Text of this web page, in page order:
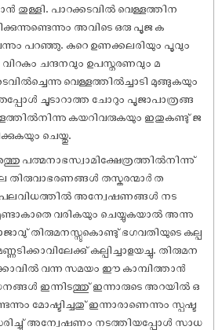
തുള്ളി. പാറക്കടവിൽ വെള്ളത്തിന
അവിടെ ഒരു പൂജ ക
പറഞ്ഞു. കുറെ ഉണക്കലരിയും പൂവും
ചന്ദനവും ഉപസ്തരണവും മ
വെള്ളത്തിൽച്ചാടി മുങ്ങുകയും
ചൂടാറാത്ത ചോറും പൂജാപാത്രങ്ങ
കയറിവരുകയും ഇതുകണ്ടു് ജ
ചെയ്തു.
പത്മനാഭസ്വാമിക്ഷേത്രത്തിൽനിന്നു്
തിരുവാഭരണങ്ങൾ തസ്കരന്മാർ ത
പലവിധത്തിൽ അന്വേ‌ഷണങ്ങൾ നട
വരികയും ചെയ്യുകയാൽ അന്നു
തിരുമനസ്സുകൊണ്ടു് ഭഗവതിയുടെ കല്പ
കല്പിച്ചാളയച്ചു. തിരുമന
വന്ന സമയം ഈ കാമ്പിത്താൻ
ഇന്നിടത്തു് ഇന്നാരുടെ അറയിൽ ഒ
മോഷ്ടിച്ചതു് ഇന്നാരാണെന്നും സ്പഷ്ട
അന്വേ‌ഷണം നടത്തിയപ്പോൾ സാധ